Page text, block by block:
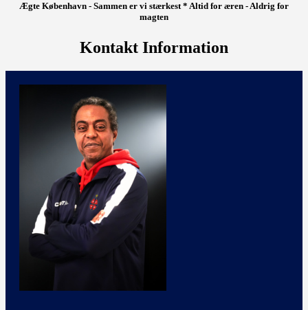
Ægte København - Sammen er vi stærkest * Altid for æren - Aldrig for
magten
Kontakt Information